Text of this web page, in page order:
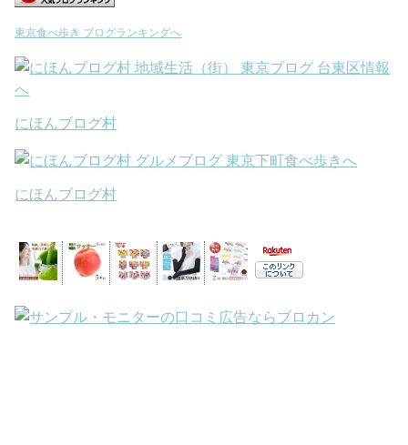
東京食べ歩き ブログランキングへ
にほんブログ村
にほんブログ村